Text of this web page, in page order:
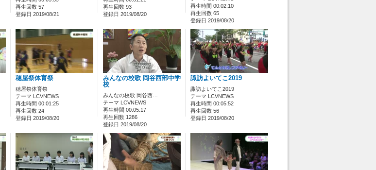
再生回数 57
登録日 2019/08/21
再生回数 93
登録日 2019/08/20
再生時間 00:02:10
再生回数 65
登録日 2019/08/20
穂屋祭体育祭
穂屋祭体育祭
テーマ LCVNEWS
再生時間 00:01:25
再生回数 24
登録日 2019/08/20
みんなの校歌 岡谷西部中学
校
みんなの校歌 岡谷西…
テーマ LCVNEWS
再生時間 00:05:17
再生回数 1286
登録日 2019/08/20
諏訪よいてこ2019
諏訪よいてこ2019
テーマ LCVNEWS
再生時間 00:05:52
再生回数 56
登録日 2019/08/20